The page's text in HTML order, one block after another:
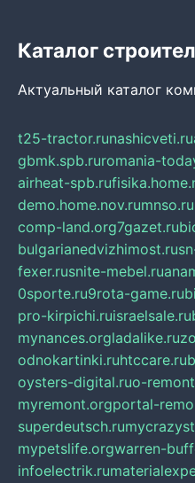
Каталог
Актуальный каталог
t25-tractor.runashicveti.ru
gbmk.spb.ruromania-
airheat-spb.ru
demo.home.nov.rumnso.ru
comp-land.org7gazet.ru
bulgarianedvizhimost.ru
fexer.rusnite-mebel.ru
0sporte.ru9rota-game.ru
pro-kirpichi.ruisraelsale.ru
mynances.orgladalike.ru
odnokartinki.ruhtccare.ru
oysters-digital.ruo-
myremont.orgportal-
superdeutsch.ru
mypetslife.orgwarren-
infoelectrik.ru